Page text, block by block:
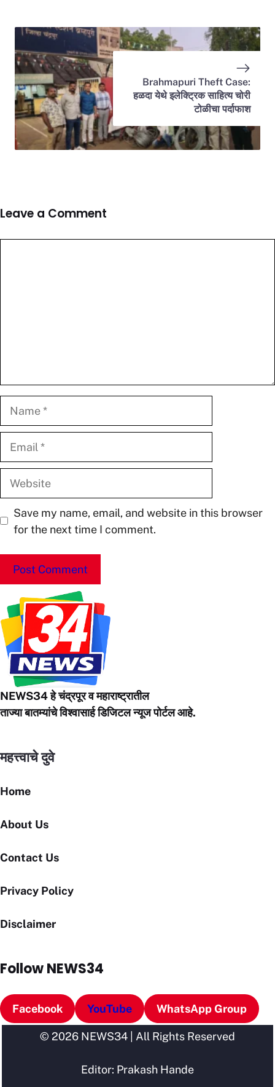
Brahmapuri Theft Case:
हळदा येथे इलेक्ट्रिक साहित्य चोरी
टोळीचा पर्दाफाश
Leave a Comment
Website
Save my name, email, and website in this browser
for the next time I comment.
NEWS34 हे चंद्रपूरव महाराष्ट्रातील
ताज्या बातम्यांचे विश्वासार्ह डिजिटल न्यूज पोर्टल आहे.
महत्त्वाचे दुवे
Home
About Us
Contact Us
Privacy Policy
Disclaimer
Follow NEWS34
Facebook YouTube WhatsApp Group
© 2026 NEWS34 | All Rights Reserved
Editor: Prakash Hande